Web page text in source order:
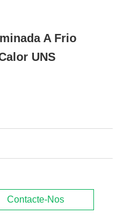
A Frio
UNS
Contacte-Nos